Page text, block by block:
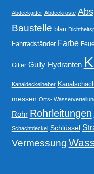
Abdeckgitter Abdeckroste
Baustelle blau
Fahrradständer Farbe
Gitter Gully Hydranten
Kanaldeckelheber
messen Orts-
Rohr Rohrleitungen
Schachtdeckel Schlüssel
Vermessung